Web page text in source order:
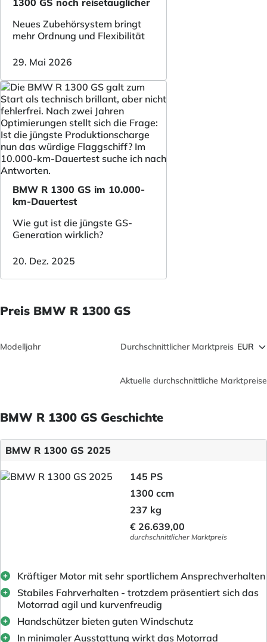
1300 GS noch reisetauglicher
Neues Zubehörsystem bringt
mehr Ordnung und Flexibilität
29. Mai 2026
BMW R 1300 GS im 10.000-
km-Dauertest
Wie gut ist die jüngste GS-
Generation wirklich?
20. Dez. 2025
Preis BMW R 1300 GS
Modelljahr Durchschnittlicher Marktpreis
Aktuelle durchschnittliche Marktpreise
BMW R 1300 GS Geschichte
BMW R 1300 GS 2025
145 PS
1300 ccm
237 kg
€ 26.639,00
durchschnittlicher Marktpreis
Kräftiger Motor mit sehr sportlichem Ansprechverhalten
Stabiles Fahrverhalten - trotzdem präsentiert sich das
Motorrad agil und kurvenfreudig
Handschützer bieten guten Windschutz
In minimaler Ausstattung wirkt das Motorrad